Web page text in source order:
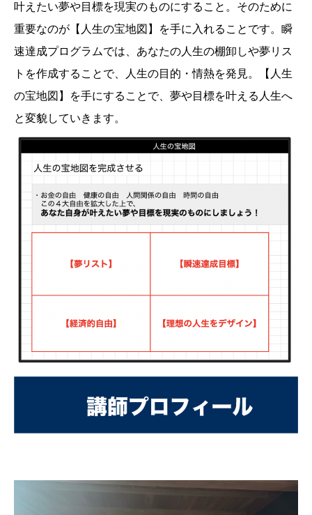
叶えたい夢や目標を現実のものにすること。そのために
重要なのが【人生の宝地図】を手に入れることです。瞬
速達成プログラムでは、あなたの人生の棚卸しや夢リス
トを作成することで、人生の目的・情熱を発見。【人生
の宝地図】を手にすることで、夢や目標を叶える人生へ
と変貌していきます。